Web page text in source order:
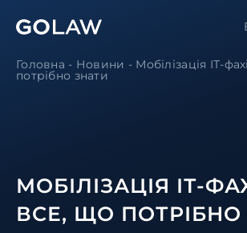
Головна - Новини - Мобілізація ІТ-
потрібно знати
МОБІЛІЗАЦІЯ ІТ-
ВСЕ, ЩО ПОТРІБНО